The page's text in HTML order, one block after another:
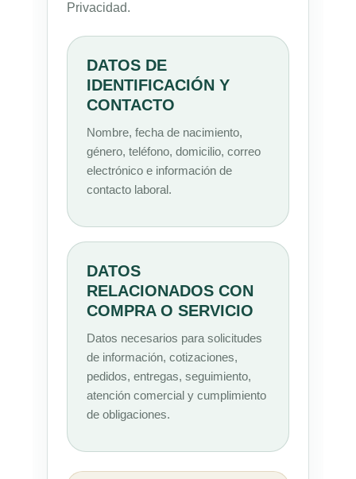
Privacidad.
DATOS DE
IDENTIFICACIÓN Y
CONTACTO
Nombre, fecha de nacimiento,
género, teléfono, domicilio, correo
electrónico e información de
contacto laboral.
DATOS
RELACIONADOS CON
COMPRA O SERVICIO
Datos necesarios para solicitudes
de información, cotizaciones,
pedidos, entregas, seguimiento,
atención comercial y cumplimiento
de obligaciones.